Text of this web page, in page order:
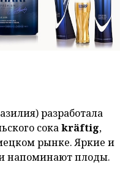
разработала
сокаkräftig,
рынке. Яркие и
напоминают плоды.